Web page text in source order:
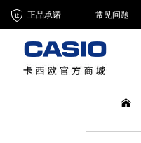
正品承诺 常见问题